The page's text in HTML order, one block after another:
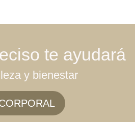
te ayudará
y bienestar